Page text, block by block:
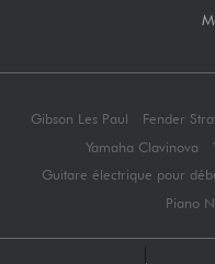
Gibson Les Paul Fender
Yamaha Clavinova
Guitare électrique pour
Piano